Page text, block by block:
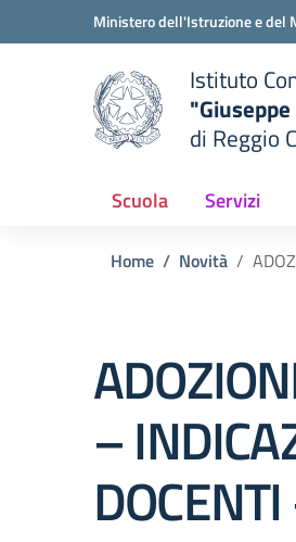
Vai ai contenuti
Vai al menu di navigazioneMinistero dell'Istruzione e del
scuola
Istituto
di Reggio
Scuola Servizi
Home Novità
–